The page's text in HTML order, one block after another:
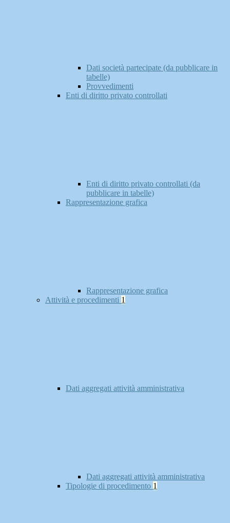
Dati società partecipate (da pubblicare in
tabelle)
Provvedimenti
Enti di diritto privato controllati
Enti di diritto privato controllati (da
pubblicare in tabelle)
Rappresentazione grafica
Rappresentazione grafica
Attività e procedimenti 1
Dati aggregati attività amministrativa
Dati aggregati attività amministrativa
Tipologie di procedimento 1